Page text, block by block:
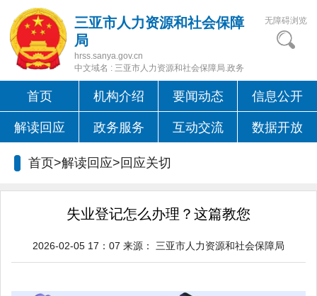
三亚市人力资源和社会保障
局
hrss.sanya.gov.cn
中文域名 : 三亚市人力资源和社会保障局.政务
无障碍浏览
首页 机构介绍 要闻动态 信息公开
解读回应 政务服务 互动交流 数据开放
首页>解读回应> 回应关切
失业登记怎么办理？这篇教您
2026-02-05 17：07 来源： 三亚市人力资源和社会保障局